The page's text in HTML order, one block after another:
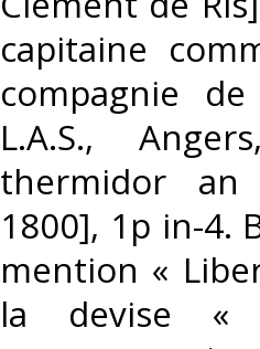
capitaine
compagnie
L.A.S.,
thermidor
1800], 1p in-4.
mention «
la devise «